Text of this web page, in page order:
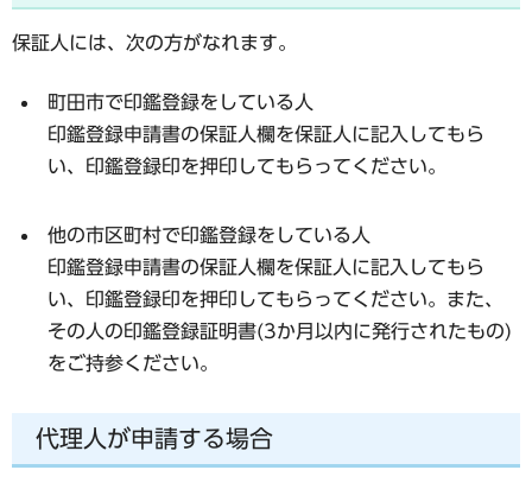
保証人には、次の方がなれます。
町田市で印鑑登録をしている人
印鑑登録申請書の保証人欄を保証人に記入してもら
い、印鑑登録印を押印してもらってください。
他の市区町村で印鑑登録をしている人
印鑑登録申請書の保証人欄を保証人に記入してもら
い、印鑑登録印を押印してもらってください。また、
その人の印鑑登録証明書(3か月以内に発行されたもの)
をご持参ください。
代理人が申請する場合